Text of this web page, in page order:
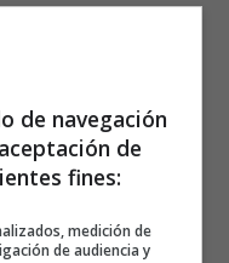
de navegación
de
fines:
medición de
de audiencia y